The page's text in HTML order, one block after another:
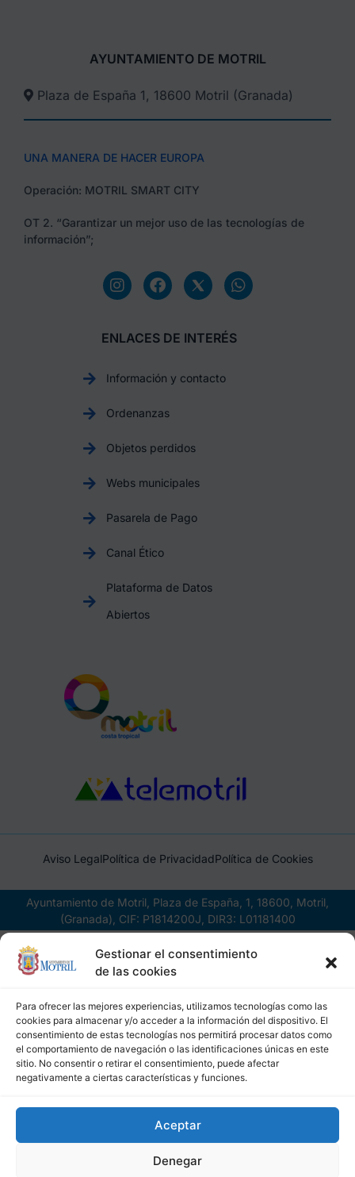
Gestionar el consentimiento
de las cookies
Para ofrecer las mejores experiencias, utilizamos tecnologías como las
cookies para almacenar y/o acceder a la información del dispositivo. El
consentimiento de estas tecnologías nos permitirá procesar datos como
el comportamiento de navegación o las identificaciones únicas en este
sitio. No consentir o retirar el consentimiento, puede afectar
negativamente a ciertas características y funciones.
Aceptar
Denegar
AYUNTAMIENTO DE MOTRIL
Plaza de España 1, 18600 Motril (Granada)​
UNA MANERA DE HACER EUROPA
Operación: MOTRIL SMART CITY
OT 2. “Garantizar un mejor uso de las tecnologías de
información”;
ENLACES DE INTERÉS
Información y contacto
Ordenanzas
Objetos perdidos
Webs municipales
Pasarela de Pago
Canal Ético
Plataforma de Datos
Abiertos
Aviso LegalPolítica de PrivacidadPolítica de Cookies
Ayuntamiento de Motril, Plaza de España, 1, 18600, Motril,
(Granada), CIF: P1814200J, DIR3: L01181400